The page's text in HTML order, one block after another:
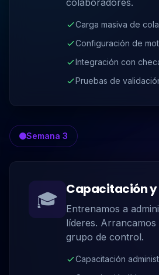
colaboradores.
Carga masiva de
Configuración de
Integración con
Pruebas de
Semana 3
🎓 Capacitación y
Entrenamos a
líderes.
grupo de control.
Capacitación